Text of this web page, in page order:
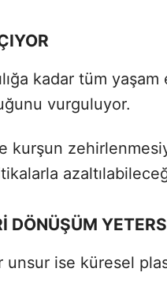
kadar tüm
vurguluyor.
kurşun
DÖNÜŞÜM
unsur ise küresel